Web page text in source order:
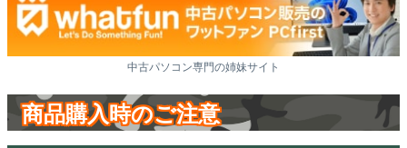
中古パソコン専門の姉妹サイト
商品購入時のご注意